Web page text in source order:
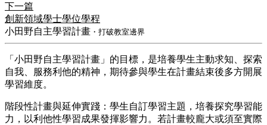
下一篇
創新領域學士學位學程
小田野自主學習計畫 ・打破教室邊界
「小田野自主學習計畫」的目標，是培養學生主動求知、探索
自我、服務利他的精神，期待參與學生在計畫結束後多方開展
學習維度。
階段性計畫與延伸實踐：學生自訂學習主題，培養探究學習能
力，以利他性學習成果發揮影響力。若計畫較龐大或須至實際